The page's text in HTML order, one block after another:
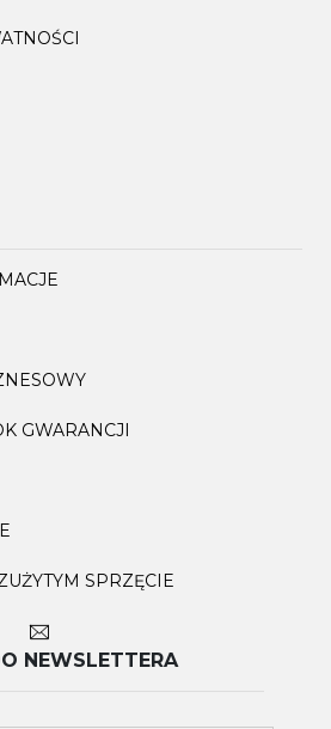
GWARANCJI
SPRZĘCIE
NEWSLETTERA